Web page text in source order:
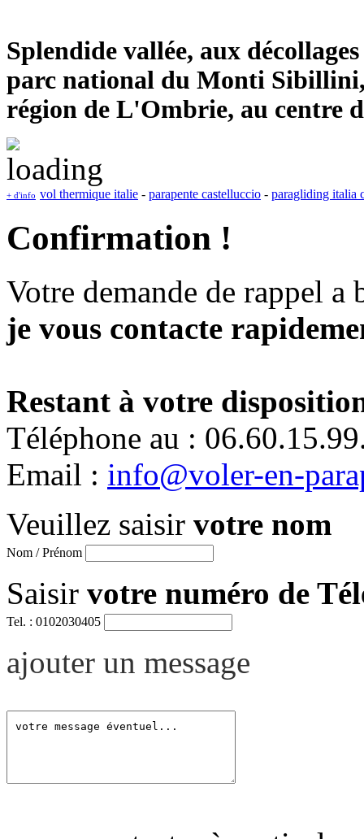
Splendide vallée, aux
parc national du Monti
région de L'Ombrie, au centre
+ d'info vol thermique italie - parapente castelluccio - paragliding italia
Confirmation !
Votre demande de rappel a
je vous contacte
Restant à votre
Téléphone au :
Email : info@voler-en-
Veuillez saisir votre nom
Nom / Prénom
Saisir votre numéro de
Tel. : 0102030405
ajouter un message